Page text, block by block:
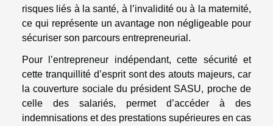
risques liés à la santé, à l’invalidité ou à la maternité,
ce qui représente un avantage non négligeable pour
sécuriser son parcours entrepreneurial.
Pour l’entrepreneur indépendant, cette sécurité et
cette tranquillité d’esprit sont des atouts majeurs, car
la couverture sociale du président SASU, proche de
celle des salariés, permet d’accéder à des
indemnisations et des prestations supérieures en cas